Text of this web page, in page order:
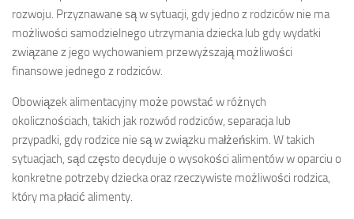
rozwoju. Przyznawane są w sytuacji, gdy jedno z rodziców nie ma
możliwości samodzielnego utrzymania dziecka lub gdy wydatki
związane z jego wychowaniem przewyższają możliwości
finansowe jednego z rodziców.
Obowiązek alimentacyjny może powstać w różnych
okolicznościach, takich jak rozwód rodziców, separacja lub
przypadki, gdy rodzice nie są w związku małżeńskim. W takich
sytuacjach, sąd często decyduje o wysokości alimentów w oparciu o
konkretne potrzeby dziecka oraz rzeczywiste możliwości rodzica,
który ma płacić alimenty.